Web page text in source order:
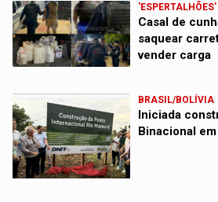
'ESPERTALHÕES'
Casal de
saquear
vender carga
BRASIL/BOLÍVIA
Iniciada
Binacional